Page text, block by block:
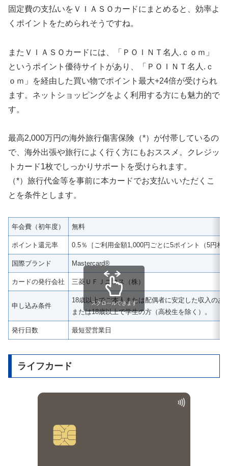
固定費の支払いをＶＩＡＳＯカードにまとめると、効率よ
くポイントをためられそうですね。
またＶＩＡＳＯカードには、「ＰＯＩＮＴ名人.ｃｏｍ」
というポイント優待サイトがあり、「ＰＯＩＮＴ名人.ｃ
ｏｍ」を経由した買い物でポイント最大+24倍が受けられ
ます。ネットショッピングをよく利用する方にも魅力的で
す。
最高2,000万円の海外旅行傷害保険（*）が付帯しているの
で、海外出張や旅行によく行く方にもおススメ。クレジッ
トカード1枚でしっかりサポートを受けられます。
（*）旅行代金等を事前に本カードでお支払いいただくこ
とを条件とします。
年会費（初年度） 無料
ポイント還元率 0.5％［ご利用金額1,000円ごとに5ポイント（5円相
国際ブランド Mastercard®
カードの発行会社 三菱ＵＦＪニコス（株）
申し込み条件
18歳以上でご本人または配偶者に安定した収入のあ
または18歳以上で学生の方（高校生を除く）。
発行日数 最短翌営業日
スクロールできます
ライフカード